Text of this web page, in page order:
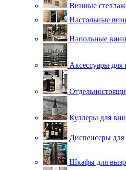
Винные
Настольные
Напольные
Аксессуары
Куллеры для
Диспенсеры для
Шкафы для